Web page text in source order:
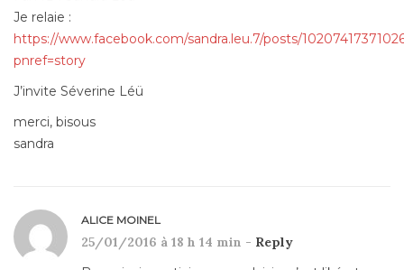
Je relaie :
https://www.facebook.com/sandra.leu.7/posts/
pnref=story
J’invite Séverine Léü
merci, bisous
sandra
ALICE MOINEL
25/01/2016 à 18 h 14 min - Reply